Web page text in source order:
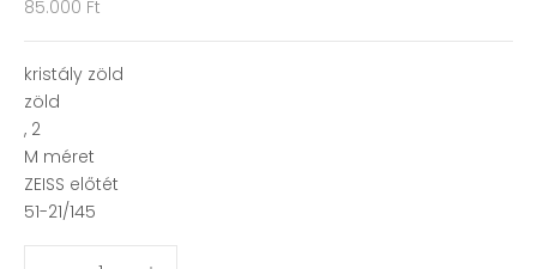
Akciós ár
85.000 Ft
kristály zöld
zöld
, 2
M méret
ZEISS előtét
51-21/145